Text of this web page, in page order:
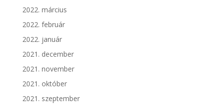
2022. március
2022. február
2022. január
2021. december
2021. november
2021. október
2021. szeptember